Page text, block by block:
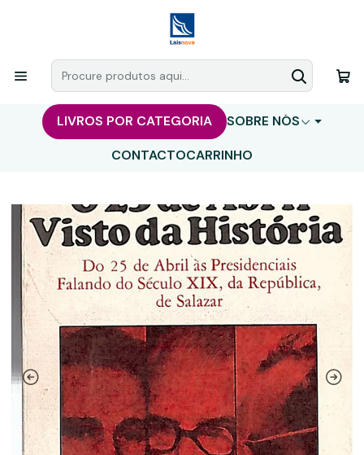
LIVROS POR CATEGORIA
SOBRE NÓS
CONTACTOCARRINHO